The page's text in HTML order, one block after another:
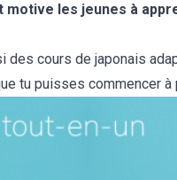
les jeunes à
des cours de japonais
tu puisses commencer à